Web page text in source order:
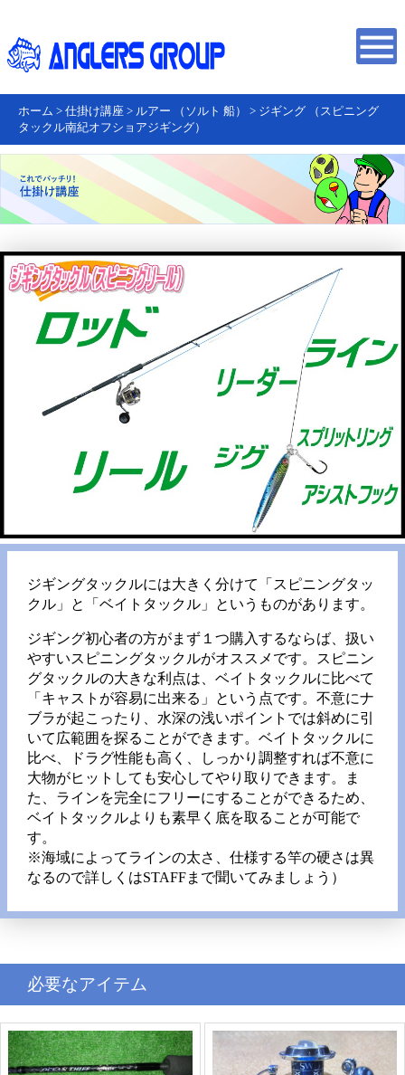
ホーム > 仕掛け講座 > ルアー （ソルト 船） > ジギング （スピニング
タックル南紀オフショアジギング）
ジギングタックルには大きく分けて「スピニングタッ
クル」と「ベイトタックル」というものがあります。
ジギング初心者の方がまず１つ購入するならば、扱い
やすいスピニングタックルがオススメです。スピニン
グタックルの大きな利点は、ベイトタックルに比べて
「キャストが容易に出来る」という点です。不意にナ
ブラが起こったり、水深の浅いポイントでは斜めに引
いて広範囲を探ることができます。ベイトタックルに
比べ、ドラグ性能も高く、しっかり調整すれば不意に
大物がヒットしても安心してやり取りできます。ま
た、ラインを完全にフリーにすることができるため、
ベイトタックルよりも素早く底を取ることが可能で
す。
※海域によってラインの太さ、仕様する竿の硬さは異
なるので詳しくはSTAFFまで聞いてみましょう）
必要なアイテム